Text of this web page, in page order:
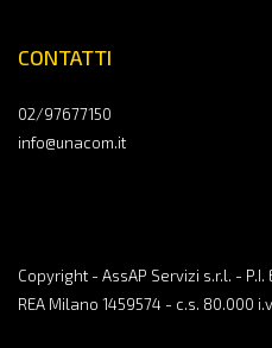
CONTATTI
02/97677150
info@unacom.it
Copyright - AssAP Servizi s.r.l. - P.I.
REA Milano 1459574 - c.s. 80.000